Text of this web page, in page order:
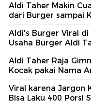
Aldi Taher Makin
dari Burger sampai
Aldi's Burger Viral di
Usaha Burger Aldi
Aldi Taher Raja
Kocak pakai Nama
Viral karena Jargon
Bisa Laku 400 Porsi